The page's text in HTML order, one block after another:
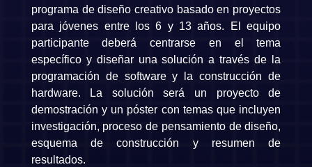
programa de diseño creativo basado en proyectos
para jóvenes entre los 6 y 13 años. El equipo
participante deberá centrarse en el tema
específico y diseñar una solución a través de la
programación de software y la construcción de
hardware. La solución será un proyecto de
demostración y un póster con temas que incluyen
investigación, proceso de pensamiento de diseño,
esquema de construcción y resumen de
resultados.